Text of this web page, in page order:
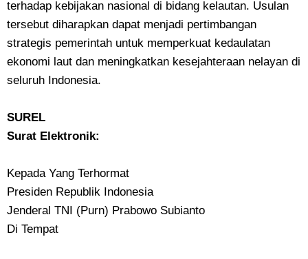
terhadap kebijakan nasional di bidang kelautan. Usulan
tersebut diharapkan dapat menjadi pertimbangan
strategis pemerintah untuk memperkuat kedaulatan
ekonomi laut dan meningkatkan kesejahteraan nelayan di
seluruh Indonesia.
SUREL
Surat Elektronik:
Kepada Yang Terhormat
Presiden Republik Indonesia
Jenderal TNI (Purn) Prabowo Subianto
Di Tempat